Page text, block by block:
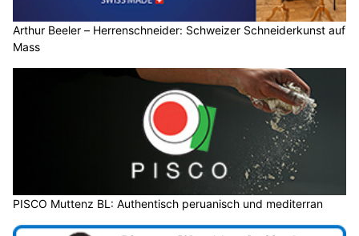
Arthur Beeler – Herrenschneider: Schweizer Schneiderkunst auf
Mass
PISCO Muttenz BL: Authentisch peruanisch und mediterran